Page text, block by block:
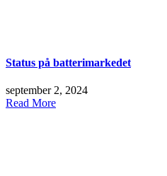
Status på batterimarkedet
september 2, 2024
Read More